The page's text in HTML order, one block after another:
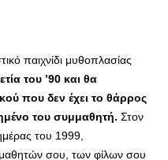
παιχνίδι μυθοπλασίας
του ’90 και θα
που δεν έχει το θάρρος
του συμμαθητή. Στον
του 1999,
σου, των φίλων σου